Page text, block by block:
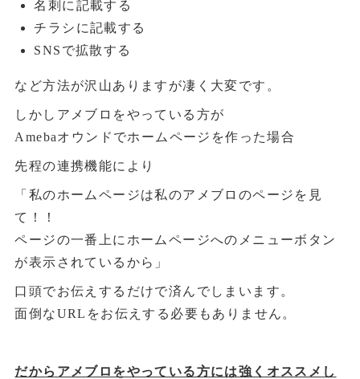
名刺に記載する
チラシに記載する
SNSで拡散する
など方法が沢山ありますが凄く大変です。
しかしアメブロをやっている方が
Amebaオウンドでホームページを作った場合
先程の連携機能により
「私のホームページは私のアメブロのページを見
て！！
ページの一番上にホームページへのメニューボタン
が表示されているから」
口頭でお伝えするだけで済んでしまいます。
面倒なURLをお伝えする必要もありません。
だからアメブロをやっている方には強くオススメし